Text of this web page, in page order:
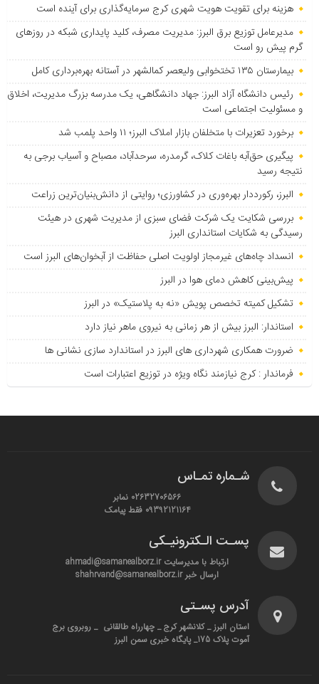
هزینه برای تقویت هویت شهری کرج سرمایه‌گذاری برای آینده است
مدیرعامل توزیع برق البرز: مدیریت مصرف، کلید پایداری شبکه در روزهای
گرم پیش رو است
بیمارستان ۱۳۵ تختخوابی ولیعصر کمالشهر در آستانه بهره‌برداری کامل
رئیس دانشگاه آزاد البرز: جهاد دانشگاهی، یک مدرسه بزرگ مدیریت، اخلاق
و مسئولیت اجتماعی است
برخورد تعزیرات با متخلفان بازار املاک البرز؛ ۱۱ واحد پلمب شد
پیگیری حق‌آبه باغات کلاک، گرمدره، سرحدآباد، مصباح و آسیاب برجی به
نتیجه رسید
البرز، رکورددار بهره‌وری در کشاورزی؛ روایتی از دانش‌بنیان‌ترین زراعت
بررسی شکایت یک شرکت فضای سبزی از مدیریت شهری در هیئت
رسیدگی به شکایات استانداری البرز
انسداد چاه‌های غیرمجاز اولویت اصلی حفاظت از آبخوان‌های البرز است
پیش‌بینی کاهش دمای هوا در البرز
تشکیل کمیته تخصص پویش «نه به پلاستیک» در البرز
استاندار: البرز بیش از هر زمانی به نیروی ماهر نیاز دارد
ضرورت همکاری شهرداری های البرز در استاندارد سازی نشانی ها
فرماندار : کرج نیازمند نگاه ویژه در توزیع اعتبارات است
شـماره تمـاس
02632706566 نمابر
09392121164 فقط پیامک
پسـت الـکترونیـکی
ارتباط با مدیرسایت ahmadi@samanealborz.ir
ارسال خبر shahrvand@samanealborz.ir
آدرس پسـتی
استان البرز _ کلانشهر کرج _ چهارراه طالقانی _ روبروی برج
آموت پلاک 175_ پایگاه خبری سمن البرز